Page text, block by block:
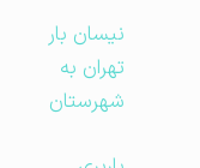
نیسان بار
تهران به
شهرستان